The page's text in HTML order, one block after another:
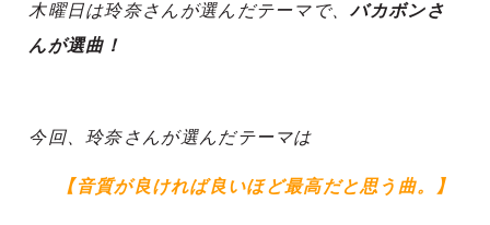
木曜日は玲奈さんが選んだテーマで、バカボンさ
んが選曲！
今回、玲奈さんが選んだテーマは
【音質が良ければ良いほど最高だと思う曲。】